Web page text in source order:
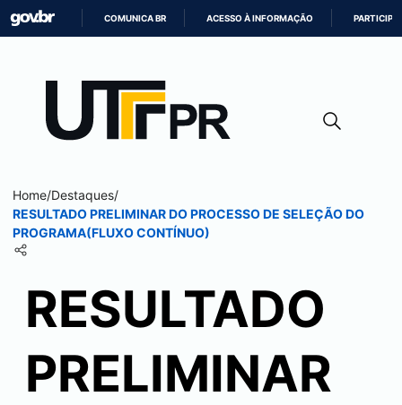
CONTEÚDO
COMUNICA BR ACESSO À INFORMAÇÃO PARTICIPE
Home/Destaques/
RESULTADO PRELIMINAR DO PROCESSO DE SELEÇÃO DO
PROGRAMA(FLUXO CONTÍNUO)
RESULTADO
PRELIMINAR